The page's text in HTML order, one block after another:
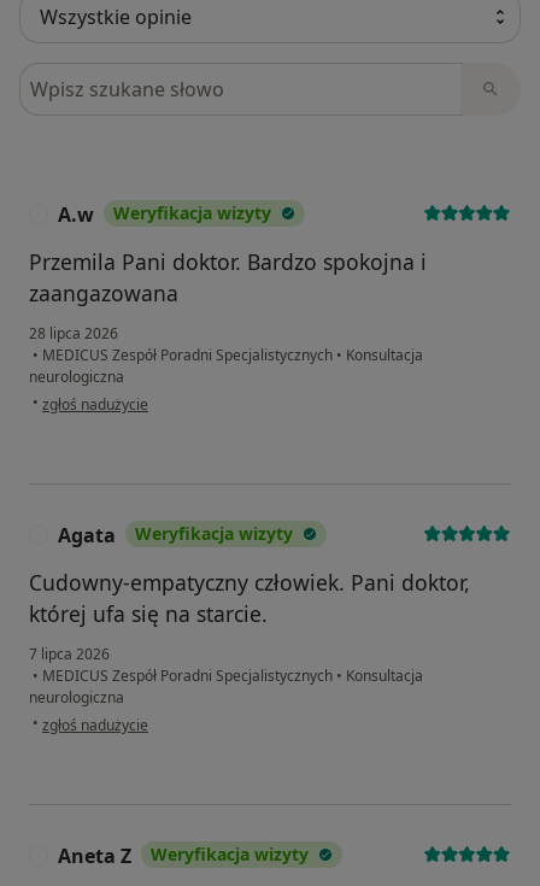
Szukaj w opiniach
A.w Weryfikacja wizyty
Przemila Pani doktor. Bardzo spokojna i
zaangazowana
28 lipca 2026
• MEDICUS Zespół Poradni Specjalistycznych • Konsultacja
neurologiczna
• w opinii użytkownika A.w
zgłoś nadużycie
Agata Weryfikacja wizyty
Cudowny-empatyczny człowiek. Pani doktor,
której ufa się na starcie.
7 lipca 2026
• MEDICUS Zespół Poradni Specjalistycznych • Konsultacja
neurologiczna
• w opinii użytkownika Agata
zgłoś nadużycie
Aneta Z Weryfikacja wizyty